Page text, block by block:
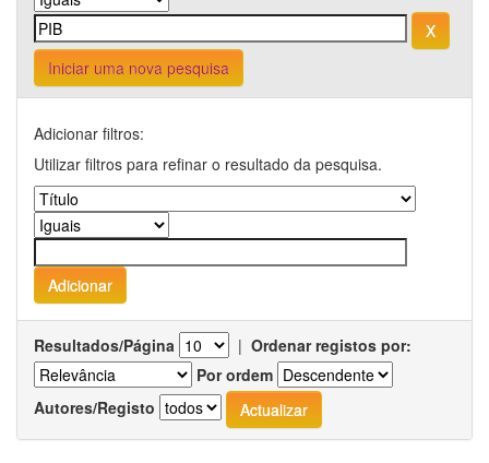
Iniciar uma nova pesquisa
Adicionar filtros:
Utilizar filtros para refinar o resultado da pesquisa.
Resultados/Página | Ordenar registos por:
Por ordem
Autores/Registo